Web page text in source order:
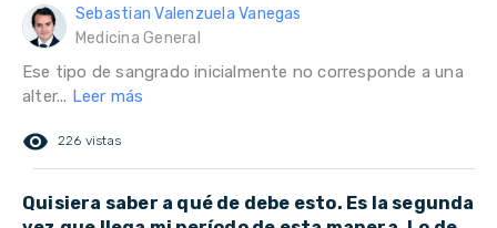
Sebastian Valenzuela Vanegas
Medicina General
Ese tipo de sangrado inicialmente no corresponde a una
alter... Leer más
remove_red_eye 226 vistas
Quisiera saber a qué de debe esto. Es la segunda